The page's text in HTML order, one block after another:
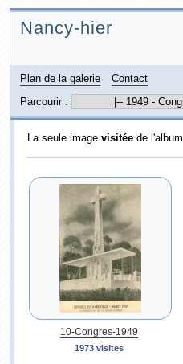
Nancy-hier
Plan de la galerie
Contact
Parcourir :
La seule image visitéede l'album
10-Congres-1949
1973 visites